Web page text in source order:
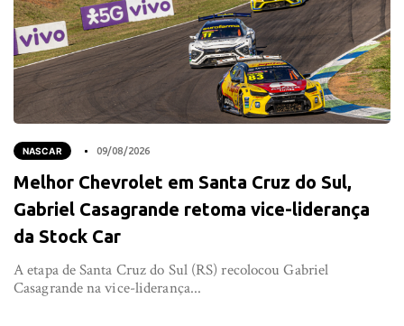
NASCAR 09/08/2026
Melhor Chevrolet em Santa Cruz do Sul,
Gabriel Casagrande retoma vice-liderança
da Stock Car
A etapa de Santa Cruz do Sul (RS) recolocou Gabriel
Casagrande na vice-liderança...